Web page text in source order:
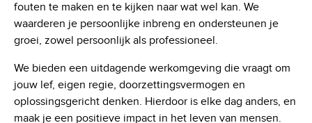
fouten te maken en te kijken naar wat wel kan. We
waarderen je persoonlijke inbreng en ondersteunen je
groei, zowel persoonlijk als professioneel.
We bieden een uitdagende werkomgeving die vraagt om
jouw lef, eigen regie, doorzettingsvermogen en
oplossingsgericht denken. Hierdoor is elke dag anders, en
maak je een positieve impact in het leven van mensen.